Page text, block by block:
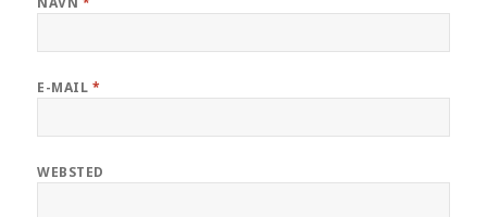
E-MAIL *
WEBSTED